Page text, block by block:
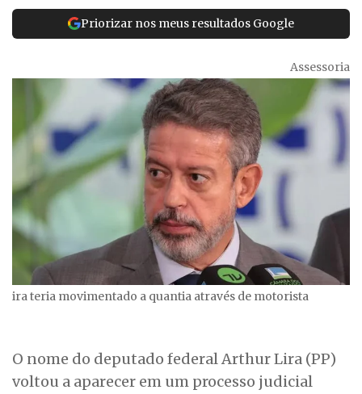
Priorizar nos meus resultados Google
Assessoria
ira teria movimentado a quantia através de motorista
O nome do deputado federal Arthur Lira (PP)
voltou a aparecer em um processo judicial